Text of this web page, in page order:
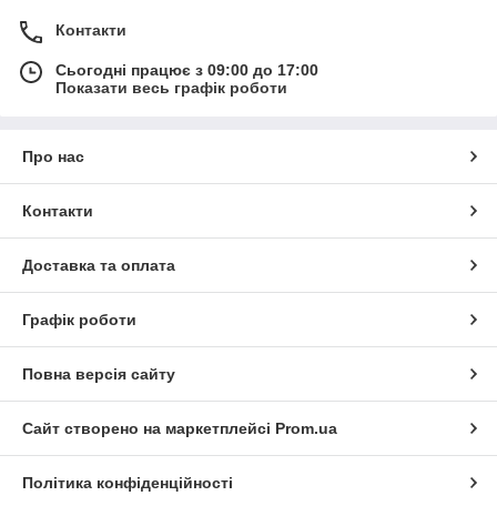
Контакти
Сьогодні працює з 09:00 до 17:00
Показати весь графік роботи
Про нас
Контакти
Доставка та оплата
Графік роботи
Повна версія сайту
Сайт створено на маркетплейсі Prom.ua
Політика конфіденційності